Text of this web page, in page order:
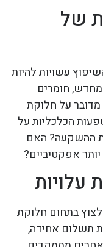
של
עשויות להיות
מחדש, חומרים
על חלוקת
הכלכליות על
ההשקעה? האם
אפקטיביים?
עלויות
בתחום חלוקת
תשלום אחידה,